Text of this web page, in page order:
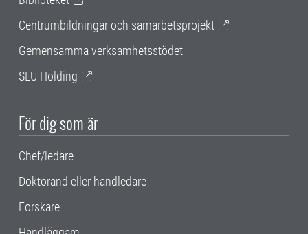
Centrumbildningar och samarbetsprojekt
Gemensamma verksamhetsstödet
SLU Holding
För dig som är
Chef/ledare
Doktorand eller handledare
Forskare